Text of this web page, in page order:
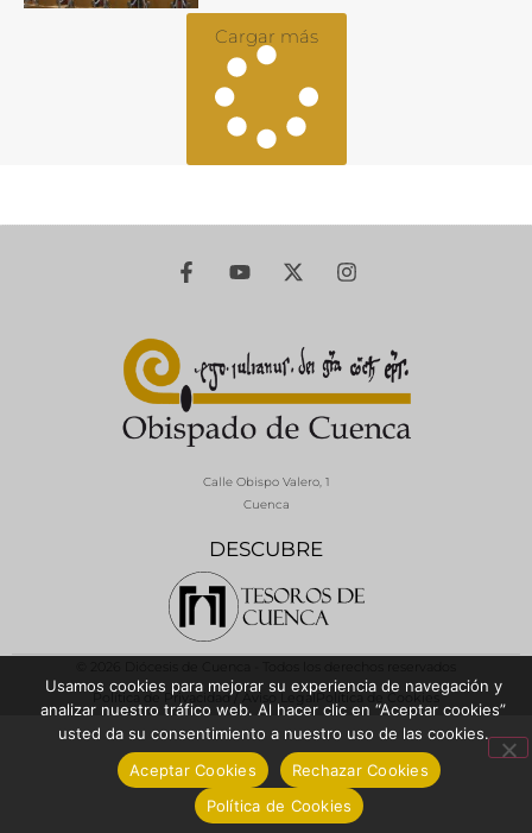
Cargar más
DESCUBRE
Calle Obispo Valero, 1
Cuenca
Política de Privacidad / Aviso LegalPolítica de Cookies
Usamos cookies para mejorar su experiencia de navegación y
analizar nuestro tráfico web. Al hacer clic en “Aceptar cookies”
usted da su consentimiento a nuestro uso de las cookies.
Aceptar Cookies
Rechazar Cookies
Política de Cookies